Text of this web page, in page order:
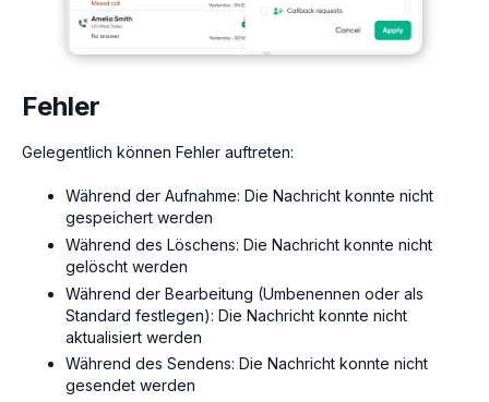
Fehler
Gelegentlich können Fehler auftreten:
Während der Aufnahme: Die Nachricht konnte nicht
gespeichert werden
Während des Löschens: Die Nachricht konnte nicht
gelöscht werden
Während der Bearbeitung (Umbenennen oder als
Standard festlegen): Die Nachricht konnte nicht
aktualisiert werden
Während des Sendens: Die Nachricht konnte nicht
gesendet werden